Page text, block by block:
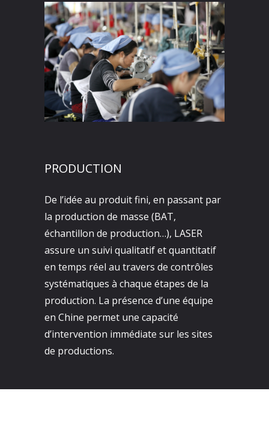
PRODUCTION
De l’idée au produit fini, en passant par
la production de masse (BAT,
échantillon de production…), LASER
assure un suivi qualitatif et quantitatif
en temps réel au travers de contrôles
systématiques à chaque étapes de la
production. La présence d’une équipe
en Chine permet une capacité
d’intervention immédiate sur les sites
de productions.